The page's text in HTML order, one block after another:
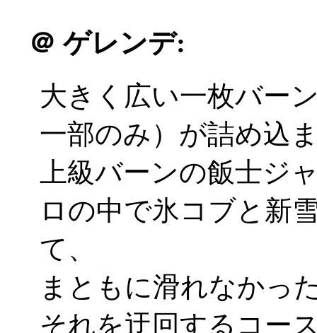
＠ ゲレンデ:
大きく広い一枚バー
一部のみ）が詰め込
上級バーンの飯士ジ
ロの中で氷コブと新
て、
まともに滑れなかっ
それを迂回するコー